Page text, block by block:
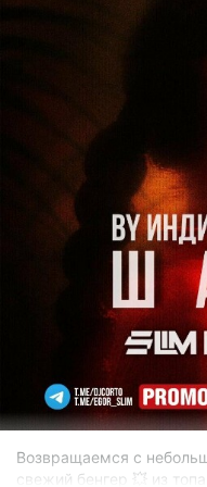
Возвращаемся с
свежий бенгер 💥 из